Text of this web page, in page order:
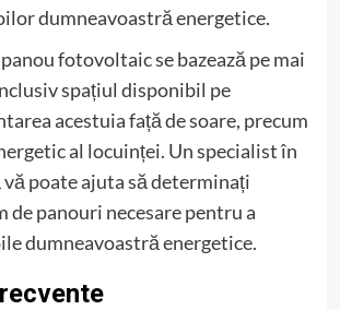
dumneavoastră energetice.
fotovoltaic se bazează pe mai
spațiul disponibil pe
acestuia față de soare, precum
al locuinței. Un specialist în
poate ajuta să determinați
de panouri necesare pentru a
dumneavoastră energetice.